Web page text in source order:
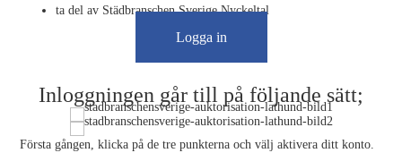
ta del av Städbranschen Sverige Nyckeltal
Logga in(opens in new tab)
Inloggningen går till på följande sätt;
Första gången, klicka på de tre punkterna och välj aktivera ditt konto.